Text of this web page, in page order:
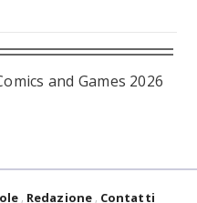
and Games 2026
Redazione Contatti